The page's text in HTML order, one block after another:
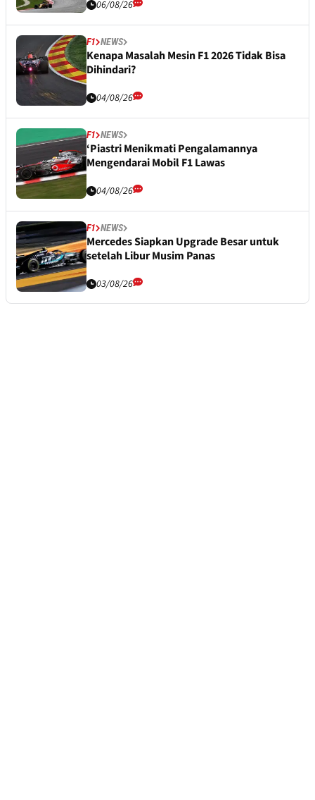
06/08/26
F1 NEWS
Kenapa Masalah Mesin F1 2026 Tidak Bisa
Dihindari?
04/08/26
F1 NEWS
‘Piastri Menikmati Pengalamannya
Mengendarai Mobil F1 Lawas
04/08/26
F1 NEWS
Mercedes Siapkan Upgrade Besar untuk
setelah Libur Musim Panas
03/08/26